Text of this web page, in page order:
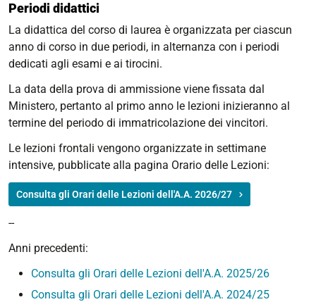
Periodi didattici
La didattica del corso di laurea è organizzata per ciascun
anno di corso in due periodi, in alternanza con i periodi
dedicati agli esami e ai tirocini.
La data della prova di ammissione viene fissata dal
Ministero, pertanto al primo anno le lezioni inizieranno al
termine del periodo di immatricolazione dei vincitori.
Le lezioni frontali vengono organizzate in settimane
intensive, pubblicate alla pagina Orario delle Lezioni:
Consulta gli Orari delle Lezioni dell'A.A. 2026/27
--
Anni precedenti:
Consulta gli Orari delle Lezioni dell'A.A. 2025/26
Consulta gli Orari delle Lezioni dell'A.A. 2024/25